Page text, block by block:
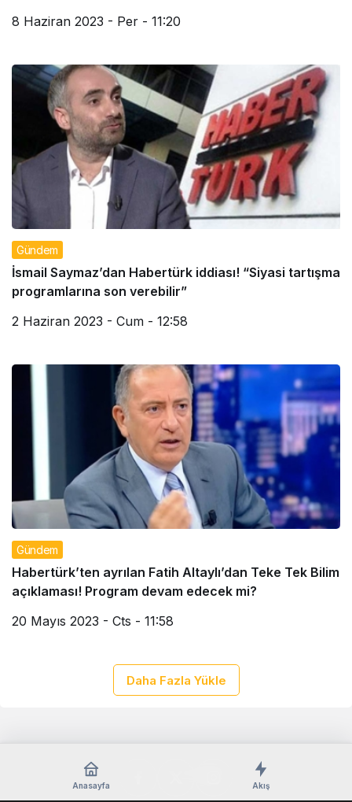
8 Haziran 2023 - Per - 11:20
Gündem
İsmail Saymaz’dan Habertürk iddiası! “Siyasi tartışma
programlarına son verebilir”
2 Haziran 2023 - Cum - 12:58
Gündem
Habertürk’ten ayrılan Fatih Altaylı’dan Teke Tek Bilim
açıklaması! Program devam edecek mi?
20 Mayıs 2023 - Cts - 11:58
Daha Fazla Yükle
Anasayfa Akış